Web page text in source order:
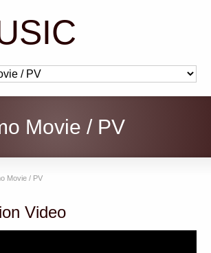
Movie / PV
Movie / PV
Video